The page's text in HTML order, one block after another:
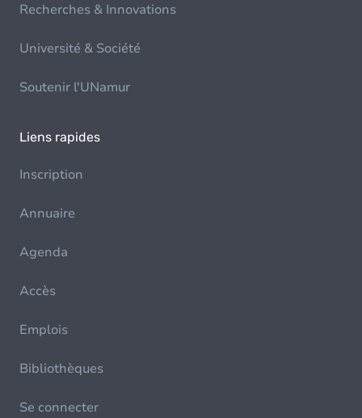
Recherches & Innovations
Université & Société
Soutenir l'UNamur
Liens rapides
Inscription
Annuaire
Agenda
Accès
Emplois
Bibliothèques
Se connecter